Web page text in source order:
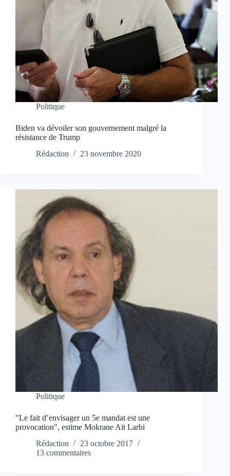
Politique
Biden va dévoiler son gouvernement malgré la
résistance de Trump
Rédaction
23 novembre 2020
Politique
"Le fait d’envisager un 5e mandat est une
provocation", estime Mokrane Ait Larbi
Rédaction
23 octobre 2017
13 commentaires